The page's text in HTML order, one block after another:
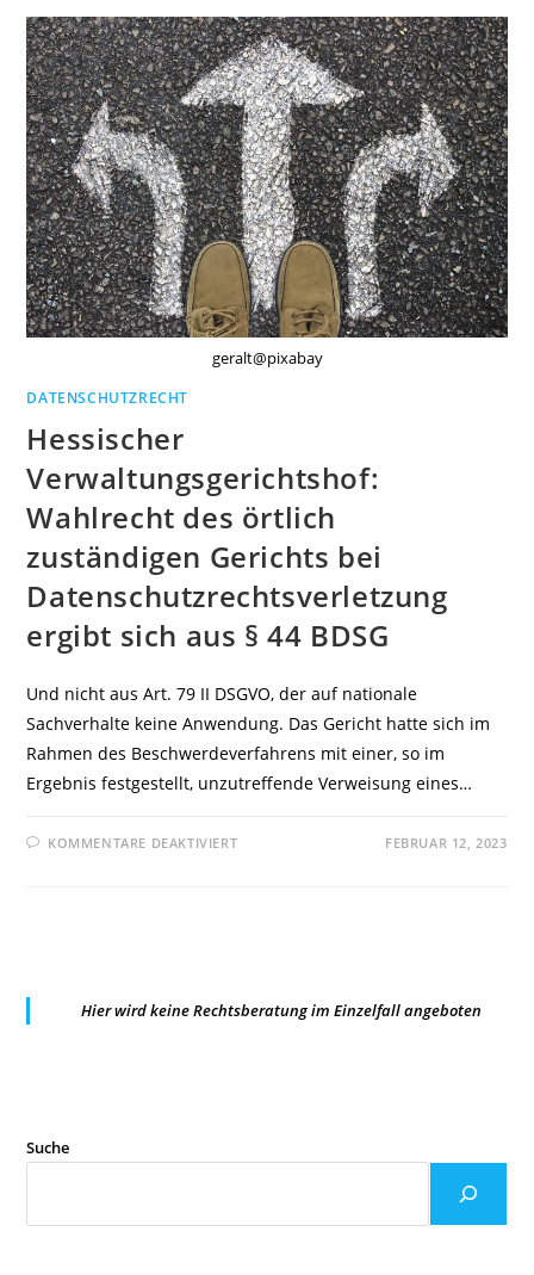
HANDSCANNER
NUTZEN
UND
ERHOBENE
PERSONENBEZOGENE
DATEN
WEITERHIN
AUSWERTEN
geralt@pixabay
DATENSCHUTZRECHT
Hessischer
Verwaltungsgerichtshof:
Wahlrecht des örtlich
zuständigen Gerichts bei
Datenschutzrechtsverletzung
ergibt sich aus § 44 BDSG
Und nicht aus Art. 79 II DSGVO, der auf nationale
Sachverhalte keine Anwendung. Das Gericht hatte sich im
Rahmen des Beschwerdeverfahrens mit einer, so im
Ergebnis festgestellt, unzutreffende Verweisung eines…
KOMMENTARE DEAKTIVIERTFÜR
SICH
FEBRUAR 12, 2023
Hier wird keine Rechtsberatung im Einzelfall angeboten
Suche